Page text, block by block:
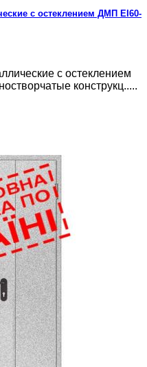
с остеклением ДМП ЕІ60-
с остеклением
конструкц.....